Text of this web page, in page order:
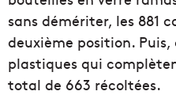
sans démériter, les 881
deuxième position.
plastiques qui
total de 663 récoltées.